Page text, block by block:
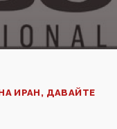
ИРАН, ДАВАЙТЕ